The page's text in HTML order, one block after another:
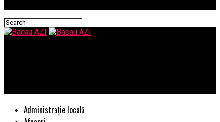
Administrație locală